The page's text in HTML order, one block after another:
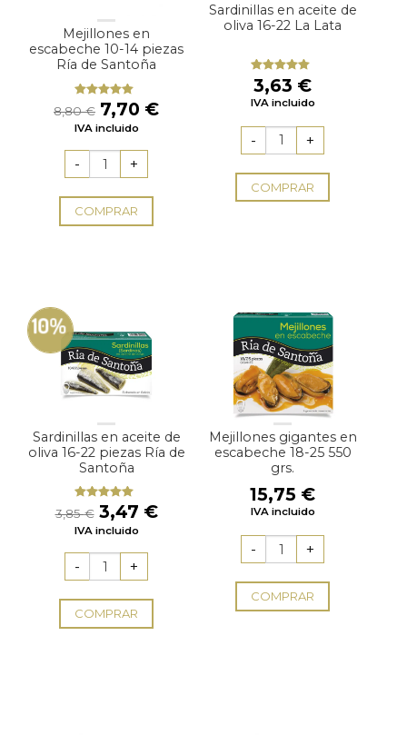
Mejillones en
escabeche 10-14 piezas
Ría de Santoña
Valorado
con
5.00de
5
8,80€ El
precio
era:
8,80 €.
7,70 €El
IVA incluido
COMPRAR
Sardinillas en aceite de
oliva 16-22 La Lata
Valorado
con5.00
de
5
3,63 €
IVA incluido
COMPRAR
10%
Sardinillas en aceite de
oliva 16-22 piezas Ría de
Santoña
Valorado
con 5.00
de
5
3,85€ El
precio
era:
3,85 €.
3,47 €El
IVA incluido
COMPRAR
Mejillones gigantes en
escabeche 18-25 550
grs.
15,75 €
IVA incluido
COMPRAR